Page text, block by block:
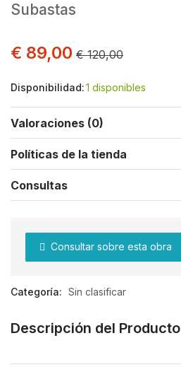
Subastas
€ 89,00 €120,00
Disponibilidad:1 disponibles
Valoraciones (0)
Políticas de la tienda
Consultas
Consultar sobre esta obra
Categoría: Sin clasificar
Descripción del Producto